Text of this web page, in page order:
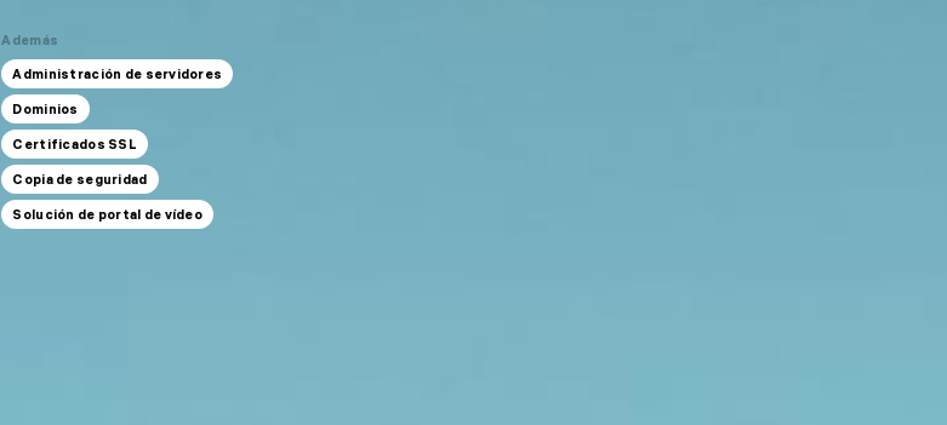
Además
Administración de servidores
Dominios
Certificados SSL
Copia de seguridad
Solución de portal de vídeo